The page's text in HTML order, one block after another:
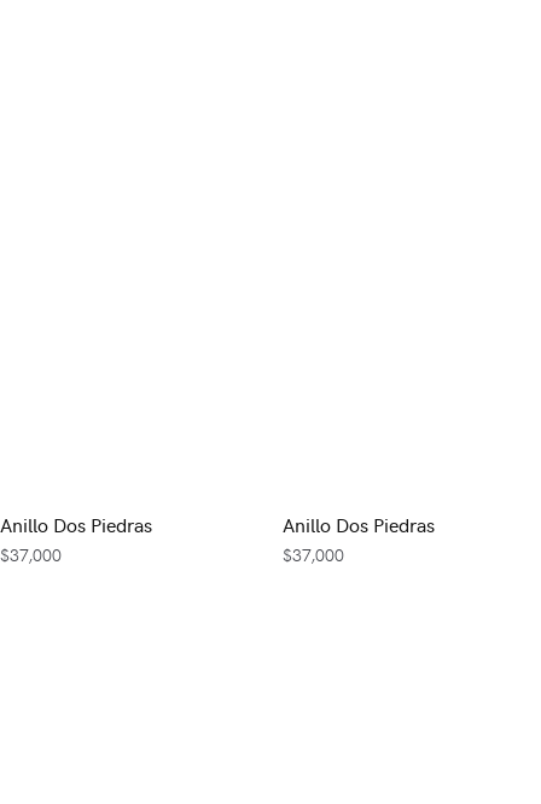
Anillo Dos Piedras
$37,000
Anillo Dos Piedras
$37,000